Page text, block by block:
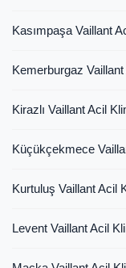
Kasımpaşa Vaillant
Kemerburgaz
Kirazlı Vaillant Acil
Küçükçekmece
Kurtuluş Vaillant Acil
Levent Vaillant Acil